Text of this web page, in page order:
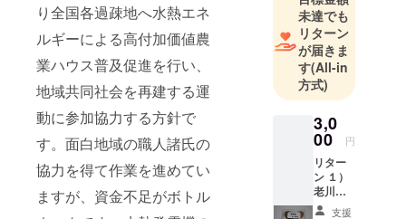
り全国各過疎地へ水熱エネ
ルギーによる高付加価値農
業ハウス普及促進を行い、
地域共同社会を再建する運
動に参加協力する方針で
す。面白地域の職人諸氏の
協力を得て作業を進めてい
ますが、資金不足がボトル
３５年東京
都立大学理
学部物理学
科卒と同時
に理学電機
（株）の技
術者とな
る、理化学
機器の研究
開発に従
事。昭和６
未達でも
リターン
が届きま
す(All-in
方式)
3,0
00 円
リター
ン １）
老川村
特産
支援